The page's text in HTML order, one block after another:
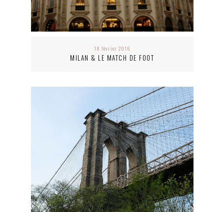
18 février 2016
MILAN & LE MATCH DE FOOT